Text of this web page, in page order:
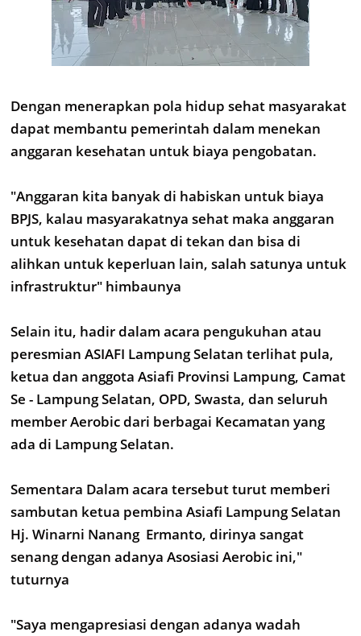
Dengan menerapkan pola hidup sehat masyarakat
dapat membantu pemerintah dalam menekan
anggaran kesehatan untuk biaya pengobatan.
"Anggaran kita banyak di habiskan untuk biaya
BPJS, kalau masyarakatnya sehat maka anggaran
untuk kesehatan dapat di tekan dan bisa di
alihkan untuk keperluan lain, salah satunya untuk
infrastruktur" himbaunya
Selain itu, hadir dalam acara pengukuhan atau
peresmian ASIAFI Lampung Selatan terlihat pula,
ketua dan anggota Asiafi Provinsi Lampung, Camat
Se - Lampung Selatan, OPD, Swasta, dan seluruh
member Aerobic dari berbagai Kecamatan yang
ada di Lampung Selatan.
Sementara Dalam acara tersebut turut memberi
sambutan ketua pembina Asiafi Lampung Selatan
Hj. Winarni Nanang Ermanto, dirinya sangat
senang dengan adanya Asosiasi Aerobic ini,"
tuturnya
"Saya mengapresiasi dengan adanya wadah